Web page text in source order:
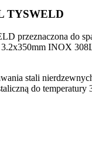
TYSWELD
przeznaczona do
INOX
stali
do temperatury